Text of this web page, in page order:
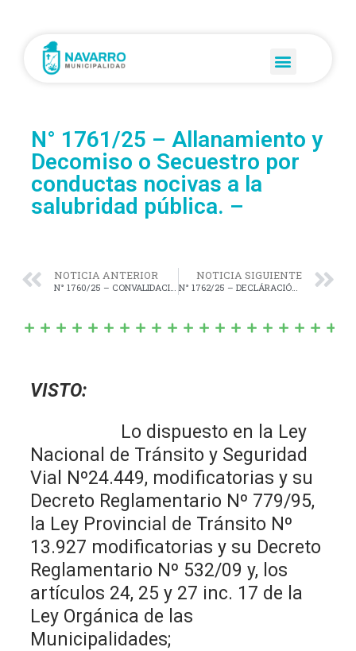
N° 1761/25 – Allanamiento y
Decomiso o Secuestro por
conductas nocivas a la
salubridad pública. –
NOTICIA ANTERIOR
N° 1760/25 – CONVALIDACIÓN del Convenio “Consorcio Urbanístico”, suscripto con el Sr. Rubén Javier Laitano. –
NOTICIA SIGUIENTE
N° 1762/25 – DECLÁRACIÓN de “Patrimonio Cultural Inmaterial” del partido de Navarro a las pilchas gauchas tradicionales. –
VISTO:
Lo dispuesto en la Ley
Nacional de Tránsito y Seguridad
Vial Nº24.449, modificatorias y su
Decreto Reglamentario Nº 779/95,
la Ley Provincial de Tránsito Nº
13.927 modificatorias y su Decreto
Reglamentario Nº 532/09 y, los
artículos 24, 25 y 27 inc. 17 de la
Ley Orgánica de las
Municipalidades;